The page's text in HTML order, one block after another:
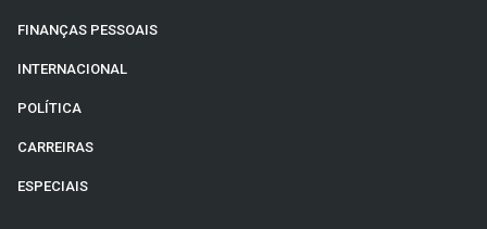
FINANÇAS PESSOAIS
INTERNACIONAL
POLÍTICA
CARREIRAS
ESPECIAIS